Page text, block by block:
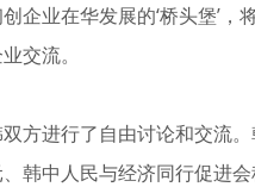
企业在华发展的‘桥头堡’，
交流。
方进行了自由讨论和交流
韩中人民与经济同行促进